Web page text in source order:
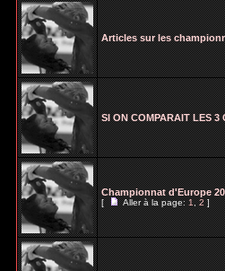
Articles sur les
SI ON COMPARAIT LES 3
Championnat d'Europe
[ Aller à la page:1,2]